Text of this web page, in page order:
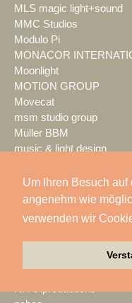
Um Ihren Besuch
angenehm wie
verwenden wir
MLS magic light+sound
MMC Studios
Modulo Pi
MONACOR
Moonlight
MOTION GROUP
Movecat
msm studio group
Müller BBM
music & light design
NEC Display Solutions
NEEC Audio
Neumann&Müller
Nexo
NIYU.productions